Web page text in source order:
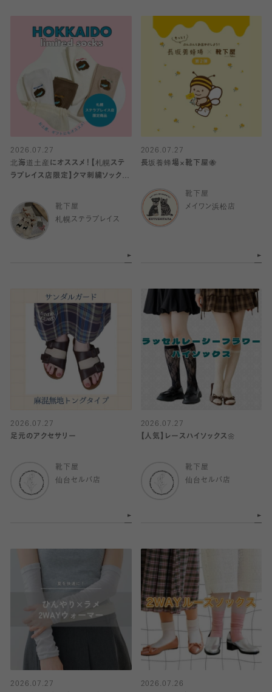
2026.07.27
北海道土産にオススメ！【札幌ステ
ラプレイス店限定】クマ刺繍ソックス
靴下屋
札幌ステラプレイス
2026.07.27
長坂養蜂場×靴下屋🐝
靴下屋
メイワン浜松店
2026.07.27
足元のアクセサリー
靴下屋
仙台セルバ店
2026.07.27
【人気】レースハイソックス🌼
靴下屋
仙台セルバ店
2026.07.27
2026.07.26